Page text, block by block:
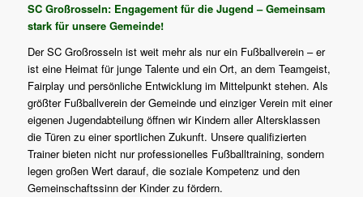
SC Großrosseln: Engagement für die Jugend – Gemeinsam
stark für unsere Gemeinde!
Der SC Großrosseln ist weit mehr als nur ein Fußballverein – er
ist eine Heimat für junge Talente und ein Ort, an dem Teamgeist,
Fairplay und persönliche Entwicklung im Mittelpunkt stehen. Als
größter Fußballverein der Gemeinde und einziger Verein mit einer
eigenen Jugendabteilung öffnen wir Kindern aller Altersklassen
die Türen zu einer sportlichen Zukunft. Unsere qualifizierten
Trainer bieten nicht nur professionelles Fußballtraining, sondern
legen großen Wert darauf, die soziale Kompetenz und den
Gemeinschaftssinn der Kinder zu fördern.